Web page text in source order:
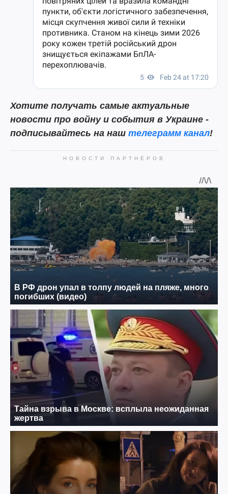
Хотите получать самые актуальные
новости про войну и события в Украине -
подписывайтесь на наш телеграмм канал!